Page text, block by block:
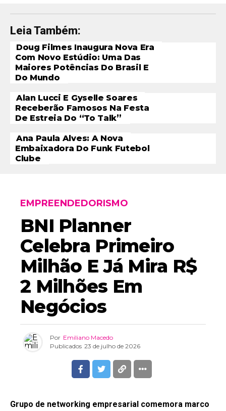
Leia Também:
Doug Filmes Inaugura Nova Era
Com Novo Estúdio: Uma Das
Maiores Potências Do Brasil E
Do Mundo
Alan Lucci E Gyselle Soares
Receberão Famosos Na Festa
De Estreia Do “To Talk”
Ana Paula Alves: A Nova
Embaixadora Do Funk Futebol
Clube
EMPREENDEDORISMO
BNI Planner
Celebra Primeiro
Milhão E Já Mira R$
2 Milhões Em
Negócios
Por Emiliano Macedo
Publicados 23 de julho de 2026
Grupo de networking empresarial comemora marco